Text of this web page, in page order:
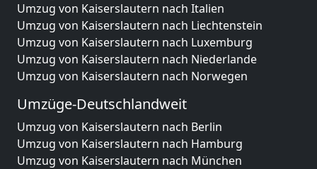
Umzug von Kaiserslautern nach Italien
Umzug von Kaiserslautern nach Liechtenstein
Umzug von Kaiserslautern nach Luxemburg
Umzug von Kaiserslautern nach Niederlande
Umzug von Kaiserslautern nach Norwegen
Umzüge-Deutschlandweit
Umzug von Kaiserslautern nach Berlin
Umzug von Kaiserslautern nach Hamburg
Umzug von Kaiserslautern nach München